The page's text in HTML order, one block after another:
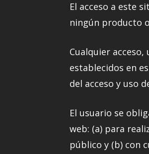
El acceso a este
ningún producto
Cualquier
establecidos en
del acceso y uso
El usuario se
web: (a) para
público y (b) con